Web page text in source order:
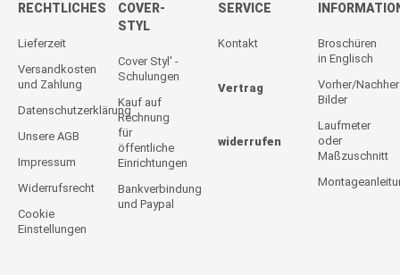
RECHTLICHES
Lieferzeit
Versandkosten
und Zahlung
Datenschutzerklärung
Unsere AGB
Impressum
Widerrufsrecht
Cookie
Einstellungen
COVER-
STYL
Cover Styl' -
Schulungen
Kauf auf
Rechnung
für
öffentliche
Einrichtungen
Bankverbindung
und Paypal
SERVICE
Kontakt
Vertrag
widerrufen
Broschüren
in Englisch
Vorher/Nachher
Bilder
Laufmeter
oder
Maßzuschnitt